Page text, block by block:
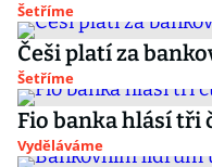
Šetříme
Češi platí za
Šetříme
Fio banka hlásí
Vyděláváme